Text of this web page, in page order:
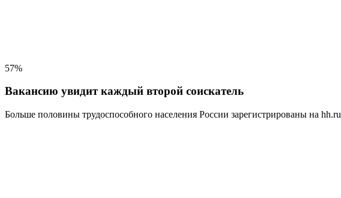
57%
Вакансию увидит каждый второй соискатель
Больше половины трудоспособного населения России зарегистрированы на hh.ru